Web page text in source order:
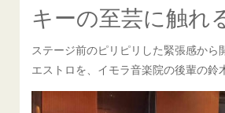
キーの至芸に触れ
ステージ前のピリピリした緊張感から
エストロを、イモラ音楽院の後輩の鈴